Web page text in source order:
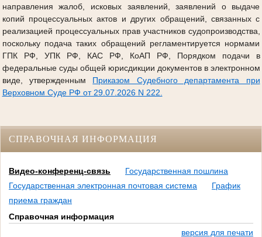
направления жалоб, исковых заявлений, заявлений о выдаче
копий процессуальных актов и других обращений, связанных с
реализацией процессуальных прав участников судопроизводства,
поскольку подача таких обращений регламентируется нормами
ГПК РФ, УПК РФ, КАС РФ, КоАП РФ, Порядком подачи в
федеральные суды общей юрисдикции документов в электронном
виде, утвержденным Приказом Судебного департамента при
Верховном Суде РФ от 29.07.2026 N 222.
СПРАВОЧНАЯ ИНФОРМАЦИЯ
Видео-конференц-связь
Государственная пошлина
Государственная электронная почтовая система
График
приема граждан
Справочная информация
версия для печати